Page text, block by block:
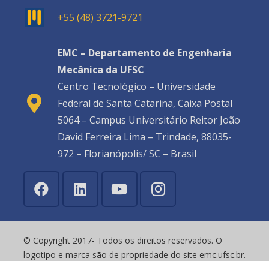
+55 (48) 3721-9721
EMC – Departamento de Engenharia
Mecânica da UFSC
Centro Tecnológico – Universidade
Federal de Santa Catarina, Caixa Postal
5064 – Campus Universitário Reitor João
David Ferreira Lima – Trindade, 88035-
972 – Florianópolis/ SC – Brasil
© Copyright 2017- Todos os direitos reservados. O
logotipo e marca são de propriedade do site emc.ufsc.br.